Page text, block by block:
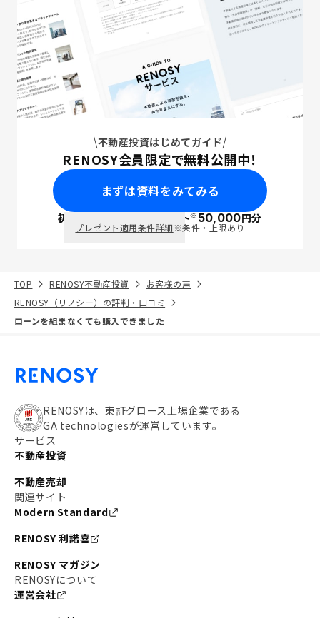
不動産投資はじめてガイド
RENOSY会員限定で無料公開中！
まずは資料をみてみる
初回面談で ポイント※50,000円分
プレゼント適用条件詳細※条件・上限あり
TOP RENOSY不動産投資
お客様の声
RENOSY（リノシー）の評判・口コミ
ローンを組まなくても購入できました
RENOSYは、東証グロース上場企業である
GA technologiesが運営しています。
サービス
不動産投資
不動産売却
関連サイト
Modern Standard
RENOSY 利諾喜
RENOSY マガジン
RENOSYについて
運営会社